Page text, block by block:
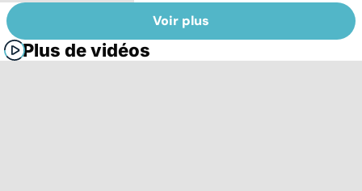
Voir plus
Plus de vidéos